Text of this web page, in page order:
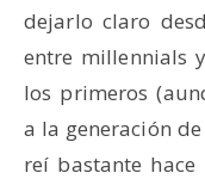
dejarlo claro
entre millennials
los primeros
a la generación
reí bastante